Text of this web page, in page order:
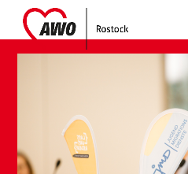
content
Open
mobile
menu
Close
mobile
menu